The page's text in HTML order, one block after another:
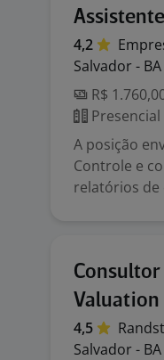
4,2
Salvador - BA
R$
Presencial
A posição
Controle e
relatórios de
Consultor
Valuation
4,5
Salvador - BA